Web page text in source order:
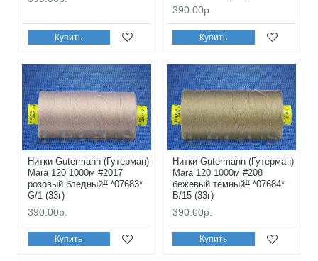
Купить
390.00р.
Купить
Нитки Gutermann (Гутерман)
Mara 120 1000м #2017
розовый бледный# *07683*
G/1 (33г)
390.00р.
Купить
Нитки Gutermann (Гутерман)
Mara 120 1000м #208
бежевый темный# *07684*
B/15 (33г)
390.00р.
Купить